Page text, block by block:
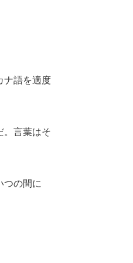
ナ語を適度
。言葉はそ
つの間に